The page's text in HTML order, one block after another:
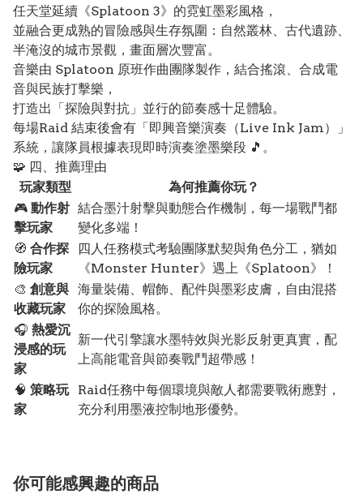
任天堂延續《Splatoon 3》的霓虹墨彩風格，
並融合更成熟的冒險感與生存氛圍：自然叢林、古代遺跡、
半淹沒的城市景觀，畫面層次豐富。
音樂由 Splatoon 原班作曲團隊製作，結合搖滾、合成電
音與民族打擊樂，
打造出「探險與對抗」並行的節奏感十足體驗。
每場Raid 結束後會有「即興音樂演奏（Live Ink Jam）」
系統，讓隊員根據表現即時演奏塗墨樂段 🎵。
🧩 四、推薦理由
玩家類型
為何推薦你玩？
🎮 動作射
擊玩家
結合墨汁射擊與動態合作機制，每一場戰鬥都
變化多端！
🧭 合作探
險玩家
四人任務模式考驗團隊默契與角色分工，猶如
《Monster Hunter》遇上《Splatoon》！
🎨 創意與
收藏玩家
海量裝備、帽飾、配件與墨彩皮膚，自由混搭
你的探險風格。
🎧 熱愛沉
浸感的玩
家
新一代引擎讓水墨特效與光影反射更真實，配
上高能電音與節奏戰鬥超帶感！
🧠 策略玩
家
Raid任務中每個環境與敵人都需要戰術應對，
充分利用墨液控制地形優勢。
你可能感興趣的商品